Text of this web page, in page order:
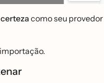
como seu provedor